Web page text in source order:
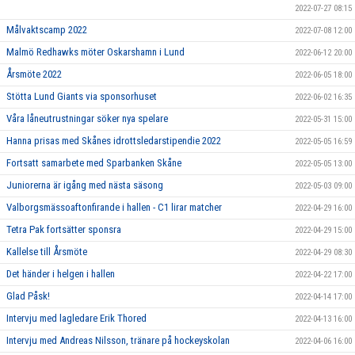
2022-07-27 08:15
Målvaktscamp 2022 2022-07-08 12:00
Malmö Redhawks möter Oskarshamn i Lund 2022-06-12 20:00
Årsmöte 2022 2022-06-05 18:00
Stötta Lund Giants via sponsorhuset 2022-06-02 16:35
Våra låneutrustningar söker nya spelare 2022-05-31 15:00
Hanna prisas med Skånes idrottsledarstipendie 2022 2022-05-05 16:59
Fortsatt samarbete med Sparbanken Skåne 2022-05-05 13:00
Juniorerna är igång med nästa säsong 2022-05-03 09:00
Valborgsmässoaftonfirande i hallen - C1 lirar matcher 2022-04-29 16:00
Tetra Pak fortsätter sponsra 2022-04-29 15:00
Kallelse till Årsmöte 2022-04-29 08:30
Det händer i helgen i hallen 2022-04-22 17:00
Glad Påsk! 2022-04-14 17:00
Intervju med lagledare Erik Thored 2022-04-13 16:00
Intervju med Andreas Nilsson, tränare på hockeyskolan 2022-04-06 16:00